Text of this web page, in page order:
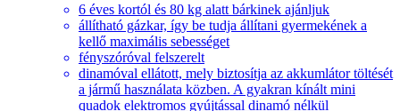
6 éves kortól és 80 kg alatt bárkinek ajánljuk
állítható gázkar, így be tudja állítani gyermekének a
kellő maximális sebességet
fényszóróval felszerelt
dinamóval ellátott, mely biztosítja az akkumlátor töltését
a jármű használata közben. A gyakran kínált mini
quadok elektromos gyújtással dinamó nélkül